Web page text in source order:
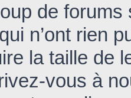
de
n’ont rien
la taille de
vous à